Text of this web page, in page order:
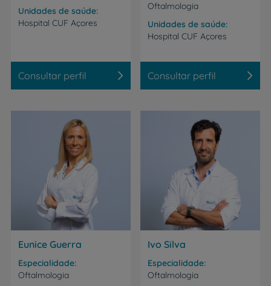
Unidades de saúde
Hospital CUF Açores
Consultar perfil
Oftalmologia
Unidades de saúde
Hospital CUF Açores
Consultar perfil
Eunice Guerra
Especialidade
Oftalmologia
Ivo Silva
Especialidade
Oftalmologia